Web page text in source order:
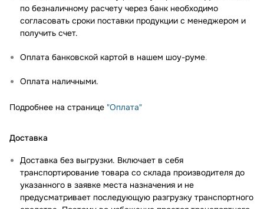
по безналичному расчету через банк необходимо
согласовать сроки поставки продукции с менеджером и
получить счет.
Оплата банковской картой в нашем шоу-руме.
Оплата наличными.
Подробнее на странице "Оплата"
Доставка
Доставка без выгрузки. Включает в себя
транспортирование товара со склада производителя до
указанного в заявке места назначения и не
предусматривает последующую разгрузку транспортного